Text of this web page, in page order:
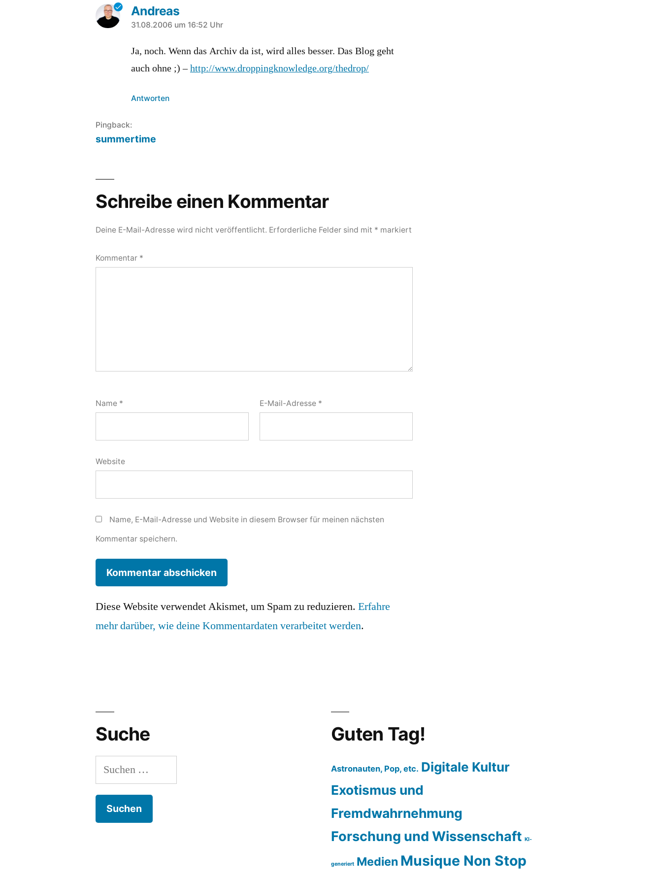
Andreas
sagt:
31.08.2006 um 16:52 Uhr
Ja, noch. Wenn das Archiv da ist, wird alles besser. Das Blog geht
auch ohne ;) –http://www.droppingknowledge.org/thedrop/
Antworten
Pingback:
summertime
Schreibe einen Kommentar
Deine E-Mail-Adresse wird nicht veröffentlicht. Erforderliche Felder sind mit * markiert
Kommentar *
Name * E-Mail-Adresse *
Website
Name, E-Mail-Adresse und Website in diesem Browser für meinen nächsten
Kommentar speichern.
Diese Website verwendet Akismet, um Spam zu reduzieren.Erfahre
mehr darüber, wie deine Kommentardaten verarbeitet werden.
Suche
Suchen
nach:
Guten Tag!
Astronauten, Pop, etc. Digitale Kultur
Exotismus und
Fremdwahrnehmung
Forschung und Wissenschaft KI-
generiert Medien Musique Non Stop